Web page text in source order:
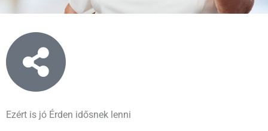
Ezért is jó Érden idősnek lenni